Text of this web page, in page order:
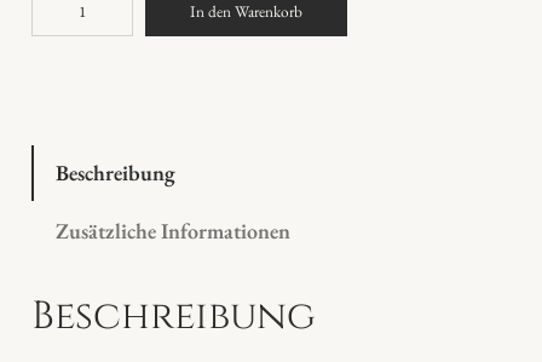
u
i
e
In den Warenkorb
Beschreibung
Zusätzliche Informationen
Beschreibung